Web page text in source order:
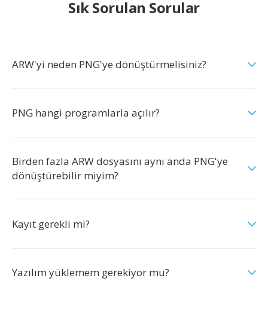
Sık Sorulan Sorular
ARW'yi neden PNG'ye dönüştürmelisiniz?
PNG hangi programlarla açılır?
Birden fazla ARW dosyasını aynı anda PNG'ye
dönüştürebilir miyim?
Kayıt gerekli mi?
Yazılım yüklemem gerekiyor mu?